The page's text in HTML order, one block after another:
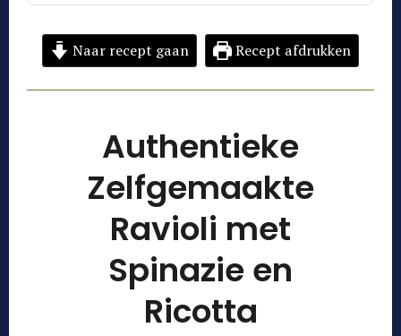
Naar recept gaan Recept afdrukken
Authentieke
Zelfgemaakte
Ravioli met
Spinazie en
Ricotta